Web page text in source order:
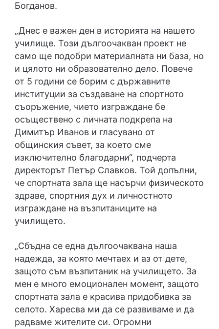
Богданов.
„Днес е важен ден в историята на нашето
училище. Този дългоочакван проект не
само ще подобри материалната ни база, но
и цялото ни образователно дело. Повече
от 5 години се борим с държавните
институции за създаване на спортното
съоръжение, чието изграждане бе
осъществено с личната подкрепа на
Димитър Иванов и гласувано от
общинския съвет, за което сме
изключително благодарни“, подчерта
директорът Петър Славков. Той допълни,
че спортната зала ще насърчи физическото
здраве, спортния дух и личностното
изграждане на възпитаниците на
училището.
„Сбъдна се една дългоочаквана наша
надежда, за която мечтаех и аз от дете,
защото съм възпитаник на училището. За
мен е много емоционален момент, защото
спортната зала е красива придобивка за
селото. Харесва ми да се развиваме и да
радваме жителите си. Огромни